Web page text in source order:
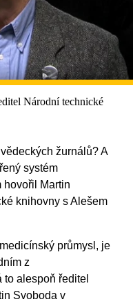
Národní technické
žurnálů? A
systém
hovořil Martin
knihovny s Alešem
průmysl, je
z
alespoň ředitel
Svoboda v